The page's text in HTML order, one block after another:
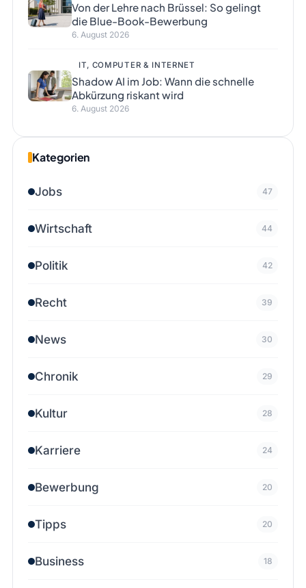
Von der Lehre nach Brüssel: So gelingt
die Blue-Book-Bewerbung
6. August 2026
IT, COMPUTER & INTERNET
Shadow AI im Job: Wann die schnelle
Abkürzung riskant wird
6. August 2026
Kategorien
Jobs 47
Wirtschaft 44
Politik 42
Recht 39
News 30
Chronik 29
Kultur 28
Karriere 24
Bewerbung 20
Tipps 20
Business 18